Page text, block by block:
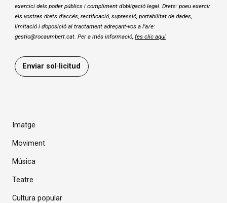
exercici dels poder públics i compliment d’obligació legal. Drets: poeu exercir
els vostres drets d’accés, rectificació, supressió, portabilitat de dades,
limitació i d’oposició al tractament adreçant-vos a l’a/e:
gestio@rocaumbert.cat. Per a més informació, fes clic aquí
Enviar sol·licitud
Imatge
Moviment
Música
Teatre
Cultura popular